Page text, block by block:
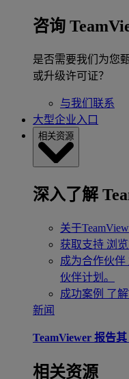
咨询
是否需要我们为您
或升级许可证？
与我们联系
大型企业入口
相关资源
深入了解
关于
获取支持 浏
成为合作伙伴
伙伴计划。
成功案例 了
新闻
TeamViewer 报告
相关资源